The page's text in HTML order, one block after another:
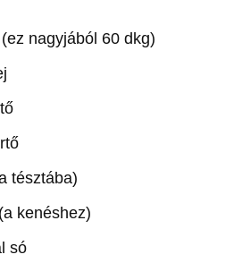
nagyjából 60 dkg)
tésztába)
kenéshez)
só